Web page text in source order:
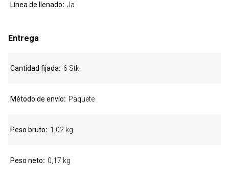
Línea de llenado Ja
Entrega
Cantidad fijada 6 Stk.
Método de envío Paquete
Peso bruto 1,02 kg
Peso neto 0,17 kg